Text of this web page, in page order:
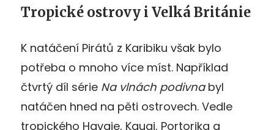
Tropické ostrovy i Velká Británie
K natáčení Pirátů z Karibiku však bylo
potřeba o mnoho více míst. Například
čtvrtý díl série Na vlnách podivnabyl
natáčen hned na pěti ostrovech. Vedle
tropického Havaje, Kauai, Portorika a